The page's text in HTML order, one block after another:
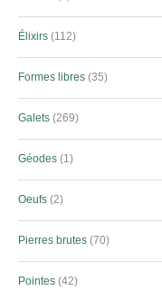
Élixirs 112
Formes libres 35
Galets 269
Géodes 1
Oeufs 2
Pierres brutes 70
Pointes 42